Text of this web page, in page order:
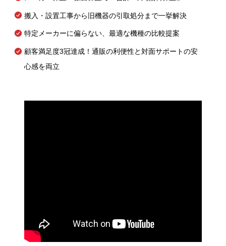
搬入・設置工事から旧機器の引取処分まで一挙解決
特定メーカーに偏らない、最適な機種の比較提案
顧客満足度3冠達成！通販の利便性と対面サポートの安
心感を両立